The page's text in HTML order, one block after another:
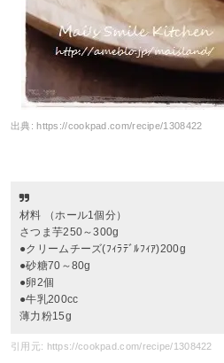
出典: https://cookpad.com/recipe/1308422
材料 （ホール1個分）
さつま芋250～300g
●クリームチーズ(ﾌｨﾗﾃﾞﾙﾌｨｱ)200g
●砂糖70～80g
●卵2個
●牛乳200cc
薄力粉15g
引用元: https://cookpad.com/recipe/1308422